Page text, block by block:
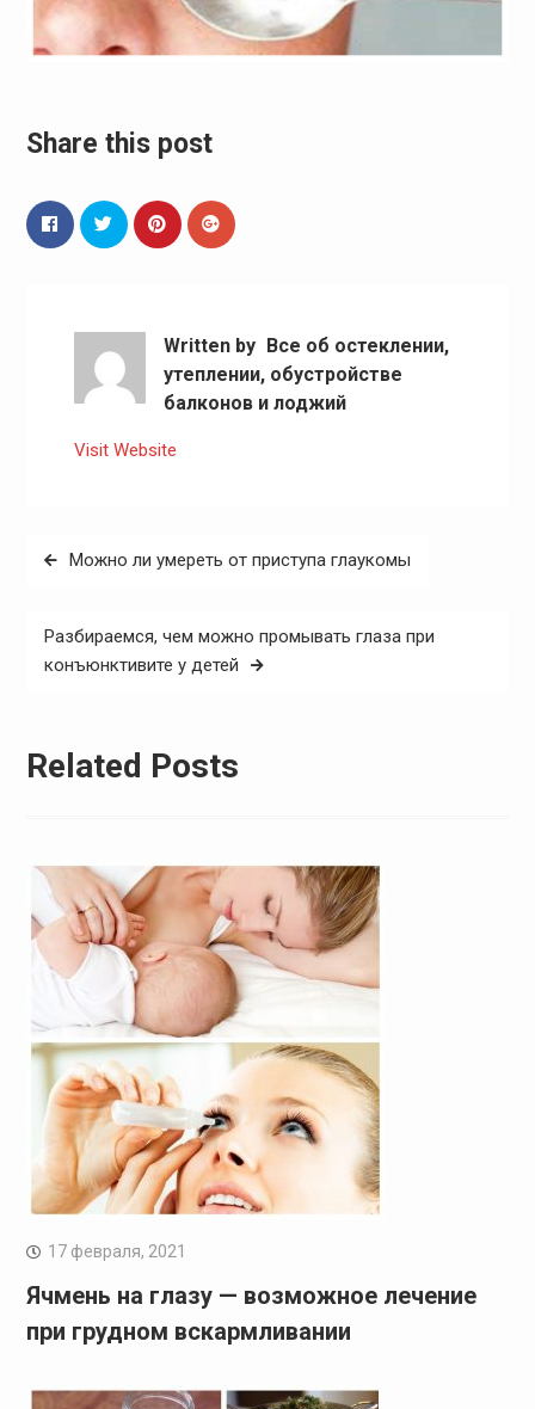
Share this post
Written by Все об остеклении,
утеплении, обустройстве
балконов и лоджий
Visit Website
Навигация
записям
Можно ли умереть от приступа глаукомы
Разбираемся, чем можно промывать глаза при
конъюнктивите у детей
Related Posts
17 февраля, 2021
Ячмень на глазу — возможное лечение
при грудном вскармливании